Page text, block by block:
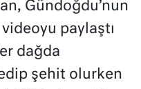
Gündoğdu’nun
paylaştı
dağda
şehit olurken